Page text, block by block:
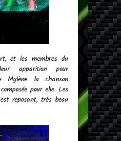
et les membres du
apparition pour
Mylène la chanson
pour elle. Les
reposant, très beau